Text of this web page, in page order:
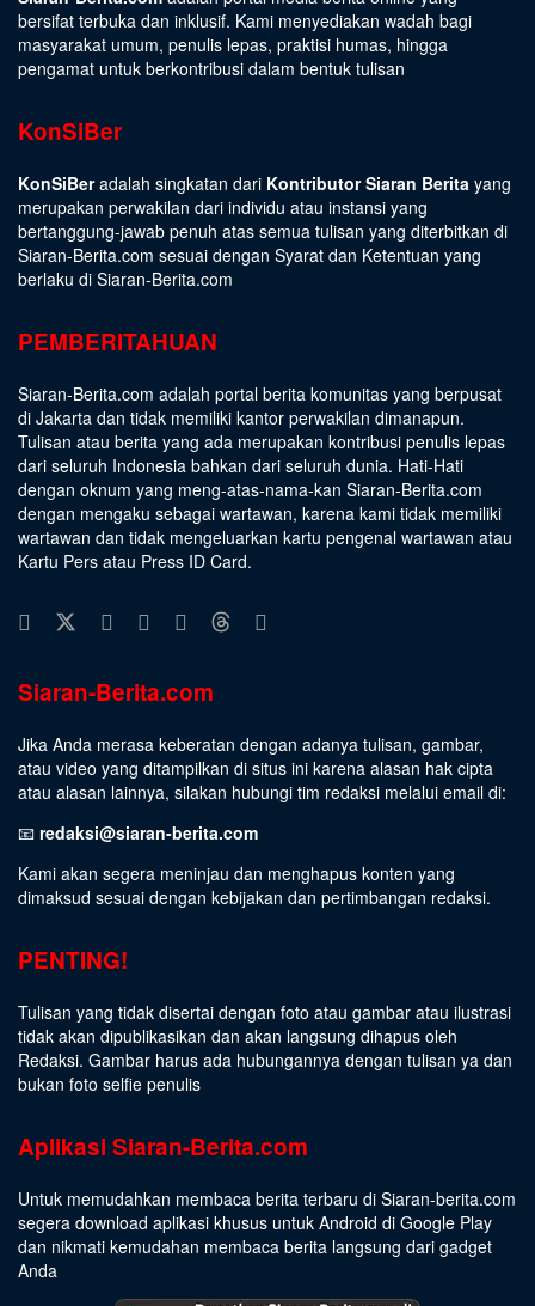
bersifat terbuka dan inklusif. Kami menyediakan wadah bagi
masyarakat umum, penulis lepas, praktisi humas, hingga
pengamat untuk berkontribusi dalam bentuk tulisan
KonSiBer
KonSiBeradalah singkatan dari Kontributor Siaran Berita yang
merupakan perwakilan dari individu atau instansi yang
bertanggung-jawab penuh atas semua tulisan yang diterbitkan di
Siaran-Berita.com sesuai dengan Syarat dan Ketentuan yang
berlaku di Siaran-Berita.com
PEMBERITAHUAN
Siaran-Berita.com adalah portal berita komunitas yang berpusat
di Jakarta dan tidak memiliki kantor perwakilan dimanapun.
Tulisan atau berita yang ada merupakan kontribusi penulis lepas
dari seluruh Indonesia bahkan dari seluruh dunia. Hati-Hati
dengan oknum yang meng-atas-nama-kan Siaran-Berita.com
dengan mengaku sebagai wartawan, karena kami tidak memiliki
wartawan dan tidak mengeluarkan kartu pengenal wartawan atau
Kartu Pers atau Press ID Card.
Siaran-Berita.com
Jika Anda merasa keberatan dengan adanya tulisan, gambar,
atau video yang ditampilkan di situs ini karena alasan hak cipta
atau alasan lainnya, silakan hubungi tim redaksi melalui email di:
📧 redaksi@siaran-berita.com
Kami akan segera meninjau dan menghapus konten yang
dimaksud sesuai dengan kebijakan dan pertimbangan redaksi.
PENTING!
Tulisan yang tidak disertai dengan foto atau gambar atau ilustrasi
tidak akan dipublikasikan dan akan langsung dihapus oleh
Redaksi. Gambar harus ada hubungannya dengan tulisan ya dan
bukan foto selfie penulis
Aplikasi Siaran-Berita.com
Untuk memudahkan membaca berita terbaru di Siaran-berita.com
segera download aplikasi khusus untuk Android di Google Play
dan nikmati kemudahan membaca berita langsung dari gadget
Anda